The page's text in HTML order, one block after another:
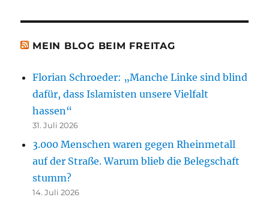
MEIN BLOG BEIM FREITAG
Florian Schroeder: „Manche Linke sind blind
dafür, dass Islamisten unsere Vielfalt
hassen“
31. Juli 2026
3.000 Menschen waren gegen Rheinmetall
auf der Straße. Warum blieb die Belegschaft
stumm?
14. Juli 2026